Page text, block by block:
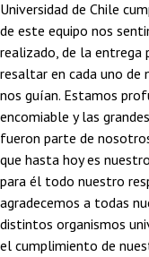
Universidad de Chile
de este equipo nos
realizado, de la entrega
resaltar en cada uno de
nos guían. Estamos
encomiable y las
fueron parte de
que hasta hoy es
para él todo nuestro
agradecemos a todas
distintos organismos
el cumplimiento de